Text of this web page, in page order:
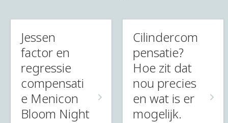
Jessen
factor en
regressie
compensati
e Menicon
Bloom Night
Cilindercom
pensatie?
Hoe zit dat
nou precies
en wat is er
mogelijk.